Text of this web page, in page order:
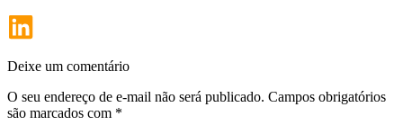
Deixe um comentário
O seu endereço de e-mail não será publicado. Campos obrigatórios
são marcados com *